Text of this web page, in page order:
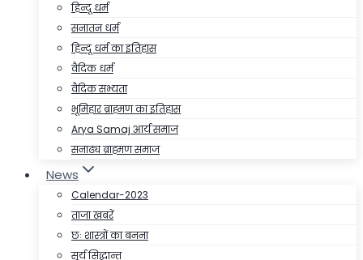
हिन्दू धर्म
सनातन धर्म
हिन्दू धर्म का इतिहास
वैदिक धर्म
वैदिक सभ्यता
भूमिहार ब्राह्मण का इतिहास
Arya Samaj आर्य समाज
सनाढ्य ब्राह्मण समाज
News
Calendar-2023
ताजा खबरें
छः शास्त्रों का बनना
सूर्य सिद्धान्त